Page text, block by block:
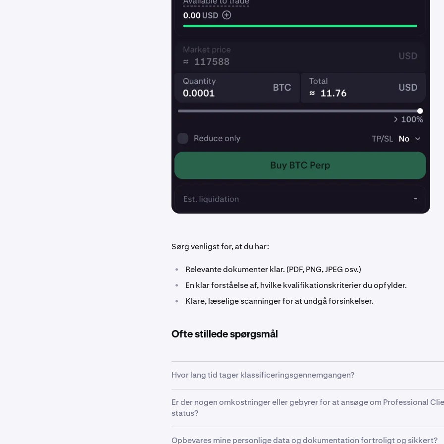
⚠️ Handler skal være konsekvente over tid, ikke kun koncentreret i ét
2. Finansiel portefølje &gt; €500.000
Hvad der tæller: Cash, stocks, bonds, SIPPs, ISAs.
Hvad der ikke tæller: Property, commodities, direkte crypto.
Nødvendige dokumenter: Nylige bank- eller investeringsudtog.
Du har arbejdet mindst 1 år i en finansiel rolle, der kræver kendskab til
- Din rolle og dine ansvarsområder
- Ansættelseslængde (mindst 1 år)
Sørg venligst for, at du har:
• Relevante dokumenter klar. (PDF, PNG, JPEG osv.)
• En klar forståelse af, hvilke kvalifikationskriterier du opfylder.
• Klare, læselige scanninger for at undgå forsinkelser.
Ofte stillede spørgsmål
Hvor lang tid tager klassificeringsgennemgangen?
De fleste ansøgninger gennemgås hurtigt, når alle nødvendige dokumenter
spørgeskemaet er indsendt. Forsinkelser kan opstå, hvis der er behov for
komplet. Du vil typisk modtage en e-mailopdatering, når en endelig
Er der nogen omkostninger eller gebyrer for at ansøge om Professional
status?
Der er ingen særskilt gebyr for at anmode om kategorisering som
Opbevares mine personlige data og dokumentation fortroligt og sikkert?